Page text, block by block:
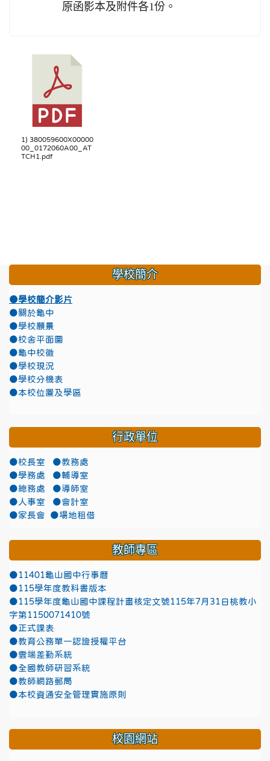
原函影本及附件各1份。
1) 380059600X00000
00_0172060A00_AT
TCH1.pdf
學校簡介
●學校簡介影片
●關於龜中
●學校願景
●校舍平面圖
●龜中校徽
●學校現況
●學校分機表
●本校位置及學區
行政單位
●校長室
●教務處
●學務處
●輔導室
●總務處
●導師室
●人事室
●會計室
●家長會
●場地租借
教師專區
●11401龜山國中行事曆
●115學年度教科書版本
●115學年度龜山國中課程計畫核定文號115年7月31日桃教小
字第1150071410號
●正式課表
●教育公務單一認證授權平台
●雲端差勤系統
●全國教師研習系統
●教師網路郵局
●本校資通安全管理實施原則
校園網站